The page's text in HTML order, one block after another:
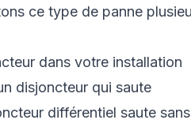
ce type de panne
dans votre installation
disjoncteur qui saute
différentiel saute